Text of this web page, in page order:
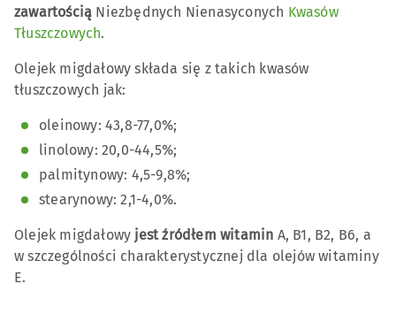
zawartością Niezbędnych Nienasyconych Kwasów
Tłuszczowych.
Olejek migdałowy składa się z takich kwasów
tłuszczowych jak:
oleinowy: 43,8-77,0%;
linolowy: 20,0-44,5%;
palmitynowy: 4,5-9,8%;
stearynowy: 2,1-4,0%.
Olejek migdałowy jest źródłem witamin A, B1, B2, B6, a
w szczególności charakterystycznej dla olejów witaminy
E.